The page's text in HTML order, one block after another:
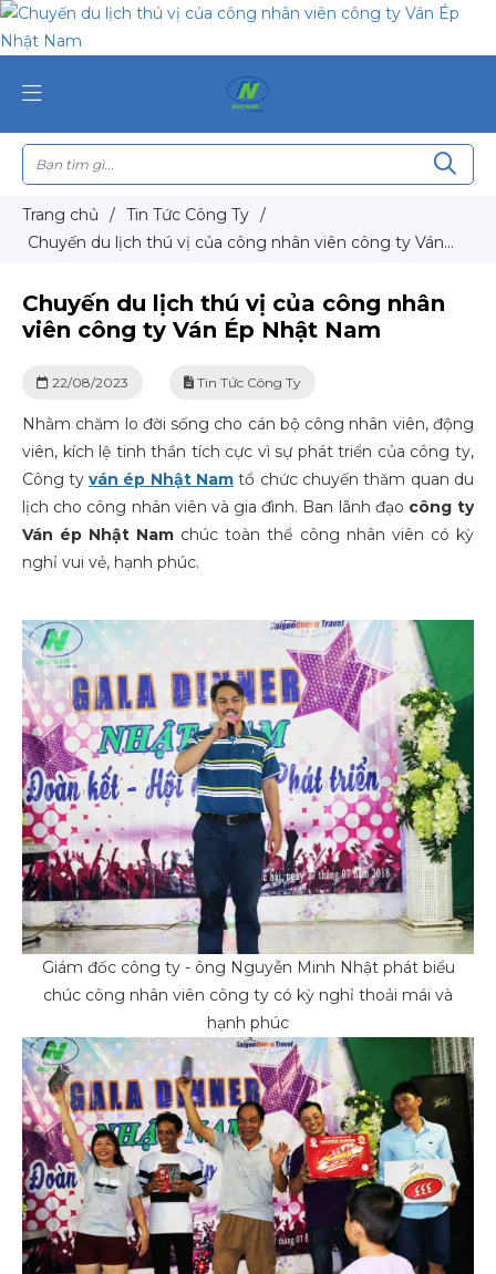
Trang chủ / Tin Tức Công Ty /
Chuyến du lịch thú vị của công nhân viên công ty Ván
Chuyến du lịch thú vị của công nhân
viên công ty Ván Ép Nhật Nam
22/08/2023 Tin Tức Công Ty
Nhằm chăm lo đời sống cho cán bộ công nhân viên, động
viên, kích lệ tinh thần tích cực vì sự phát triển của công ty,
Công ty ván ép Nhật Nam tổ chức chuyến thăm quan du
lịch cho công nhân viên và gia đình. Ban lãnh đạo công ty
Ván ép Nhật Nam chúc toàn thể công nhân viên có kỳ
nghỉ vui vẻ, hạnh phúc.
Giám đốc công ty - ông Nguyễn Minh Nhật phát biểu
chúc công nhân viên công ty có kỳ nghỉ thoải mái và
hạnh phúc